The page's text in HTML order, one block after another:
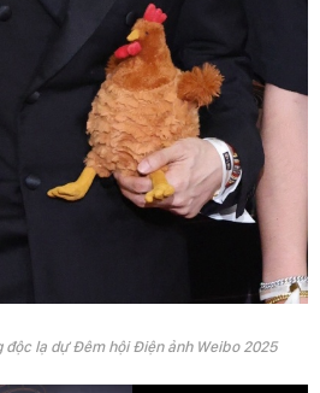
độc lạ dự Đêm hội Điện ảnh Weibo 2025